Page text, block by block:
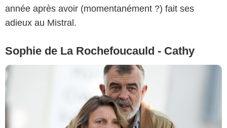
année après avoir (momentanément ?) fait ses
adieux au Mistral.
Sophie de La Rochefoucauld - Cathy